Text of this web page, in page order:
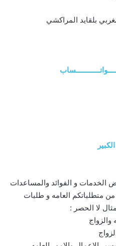
بلقايد المراكشي
الخدمات و الفوائد والمساعدات
متطلباتكم العامه و طلبات
لا الحصر :